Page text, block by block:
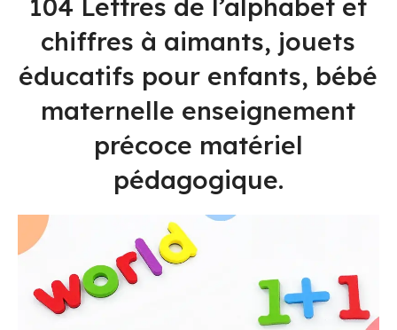
104 Lettres de l’alphabet et
chiffres à aimants, jouets
éducatifs pour enfants, bébé
maternelle enseignement
précoce matériel
pédagogique.